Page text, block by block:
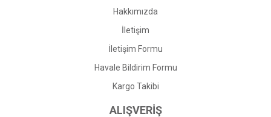
Gönder
Hakkımızda
İletişim
İletişim Formu
Havale Bildirim Formu
Kargo Takibi
ALIŞVERİŞ